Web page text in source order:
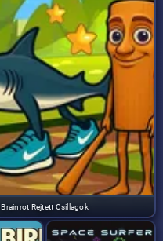
Brainrot Rejtett Csillagok